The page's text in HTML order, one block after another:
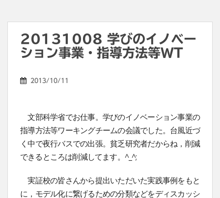
20131008 学びのイノベー
ション事業・指導方法等WT
2013/10/11
文部科学省でお仕事。学びのイノベーション事業の
指導方法等ワーキングチームの会議でした。台風近づ
く中で夜行バスでの出張。貧乏研究者だからね，削減
できるところは削減してます。^_^;
実証校の皆さんから提出いただいた実践事例をもと
に，モデル化に繋げるための分類などをディスカッシ